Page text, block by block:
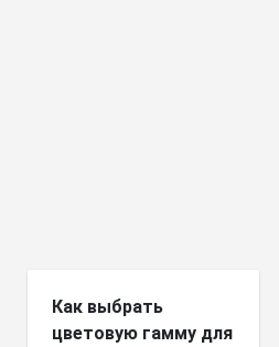
Как выбрать
цветовую гамму для